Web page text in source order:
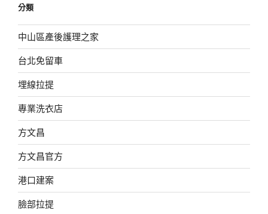
分類
中山區產後護理之家
台北免留車
埋線拉提
專業洗衣店
方文昌
方文昌官方
港口建案
臉部拉提